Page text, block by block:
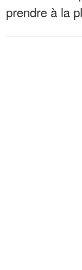
prendre à la